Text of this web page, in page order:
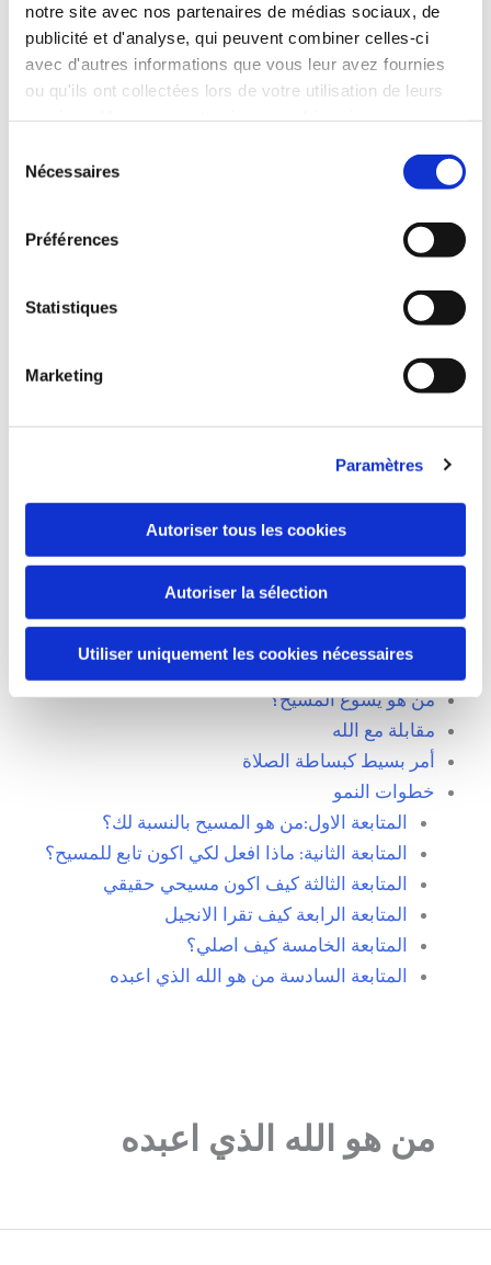
notre site avec nos partenaires de médias sociaux, de
publicité et d'analyse, qui peuvent combiner celles-ci
avec d'autres informations que vous leur avez fournies
ou qu'ils ont collectées lors de votre utilisation de leurs
Nécessaires
Préférences
Statistiques
Marketing
Paramètres
Autoriser tous les cookies
Autoriser la sélection
Utiliser uniquement les cookies nécessaires
لقد غيّر الله حياتهم
من هو يسوع المسيح؟
مقابلة مع الله
أمر بسيط كبساطة الصلاة
خطوات النمو
المتابعة الاول:من هو المسيح بالنسبة لك؟
المتابعة الثانية: ماذا افعل لكي اكون تابع للمسيح؟
المتابعة الثالثة كيف اكون مسيحي حقيقي
المتابعة الرابعة كيف تقرا الانجيل
المتابعة الخامسة كيف اصلي؟
المتابعة السادسة من هو الله الذي اعبده
من هو الله الذي اعبده